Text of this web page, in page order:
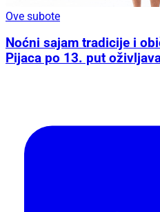
Ove subote
Noćni sajam tradicije i
Pijaca po 13. put